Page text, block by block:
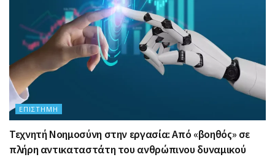
ΕΠΙΣΤΉΜΗ
Τεχνητή Νοημοσύνη στην εργασία: Από «βοηθός» σε
πλήρη αντικαταστάτη του ανθρώπινου δυναμικού